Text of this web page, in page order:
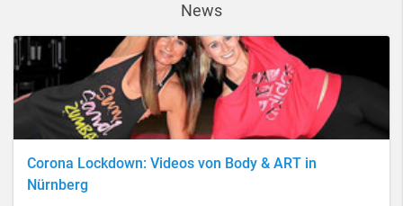
News
Corona Lockdown: Videos von Body & ART in
Nürnberg